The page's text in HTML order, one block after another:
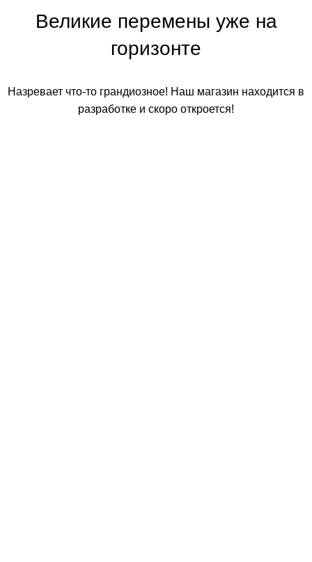
Великие перемены уже на
горизонте
Назревает что-то грандиозное! Наш магазин находится в
разработке и скоро откроется!